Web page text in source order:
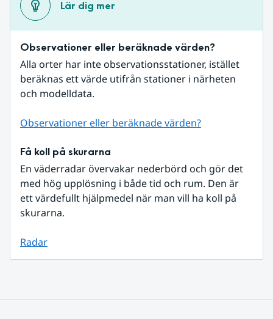
Lär dig mer
Observationer eller beräknade värden?
Alla orter har inte observationsstationer, istället
beräknas ett värde utifrån stationer i närheten
och modelldata.
Observationer eller beräknade värden?
Få koll på skurarna
En väderradar övervakar nederbörd och gör det
med hög upplösning i både tid och rum. Den är
ett värdefullt hjälpmedel när man vill ha koll på
skurarna.
Radar